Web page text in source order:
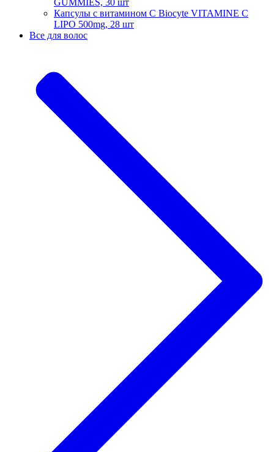
Капсулы с витамином С Biocyte VITAMINE C
LIPO 500mg, 28 шт
Все для волос